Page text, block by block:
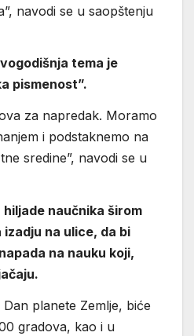
navodi se u saopštenju
tema je
pismenost”.
za napredak. Moramo
i podstaknemo na
sredine”, navodi se u
hiljade naučnika širom
na ulice, da bi
na nauku koji,
planete Zemlje, biće
gradova, kao i u